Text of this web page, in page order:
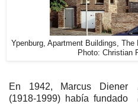
Ypenburg, Apartment Buildings,
Photo: Christian
En 1942, Marcus Diener
(1918-1999) había fundado